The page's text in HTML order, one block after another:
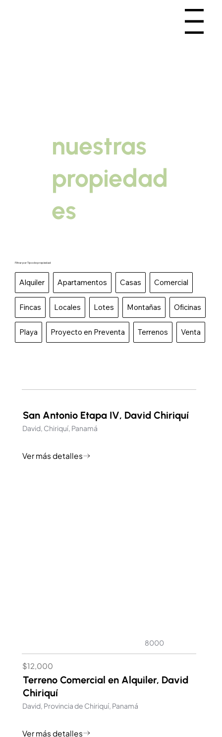
Menu
nuestras
propiedad
es
Filtrar por Tipo de propiedad
Alquiler Apartamentos Casas Comercial
Fincas Locales Lotes Montañas Oficinas
Playa Proyecto en Preventa Terrenos Venta
San Antonio Etapa IV, David Chiriquí
David, Chiriquí, Panamá
8000
$12,000
Terreno Comercial en Alquiler, David
Chiriquí
David, Provincia de Chiriquí, Panamá